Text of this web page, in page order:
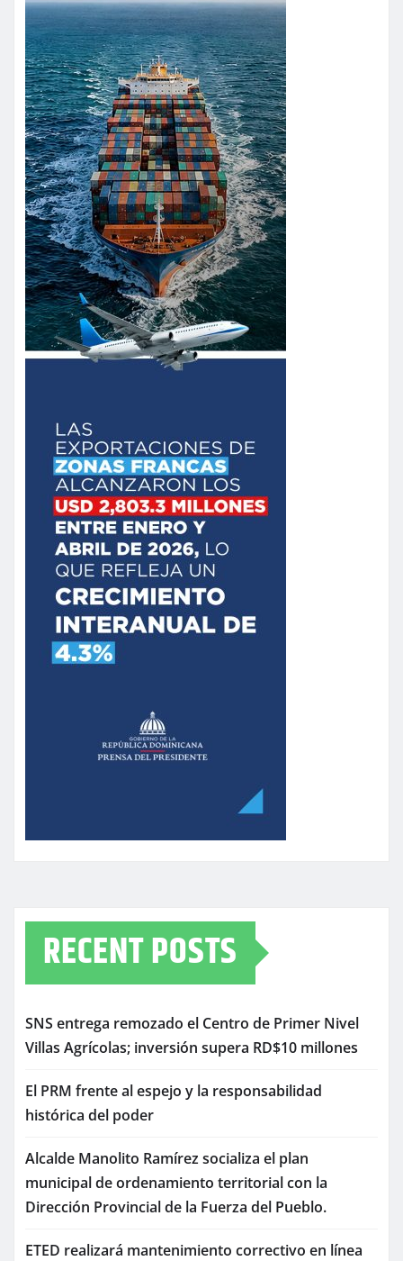
RECENT POSTS
SNS entrega remozado el Centro de Primer Nivel
Villas Agrícolas; inversión supera RD$10 millones
El PRM frente al espejo y la responsabilidad
histórica del poder
Alcalde Manolito Ramírez socializa el plan
municipal de ordenamiento territorial con la
Dirección Provincial de la Fuerza del Pueblo.
ETED realizará mantenimiento correctivo en línea